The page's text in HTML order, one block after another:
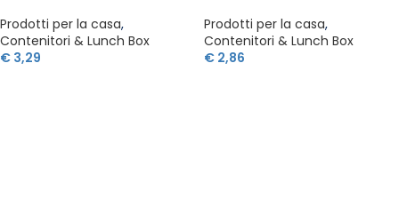
Prodotti per la casa,
Contenitori & Lunch Box
€ 3,29
Prodotti per la casa,
Contenitori & Lunch Box
€ 2,86